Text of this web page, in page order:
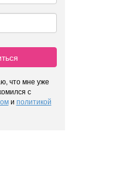
что мне уже
с
и политикой